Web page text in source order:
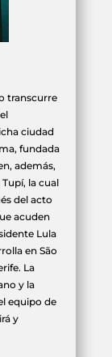
transcurre
ciudad
fundada
además,
la cual
del acto
acuden
Lula
en São
La
y la
equipo de
y